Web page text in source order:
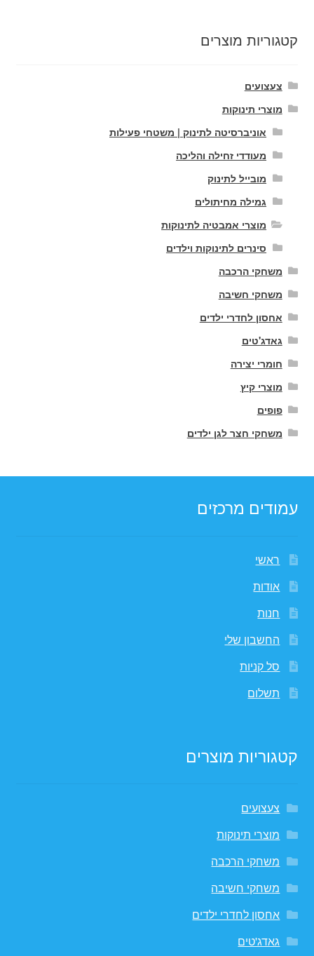
קטגוריות מוצרים
צעצועים
מוצרי תינוקות
אוניברסיטה לתינוק | משטחי פעילות
מעודדי זחילה והליכה
מובייל לתינוק
גמילה מחיתולים
מוצרי אמבטיה לתינוקות
סינרים לתינוקות וילדים
משחקי הרכבה
משחקי חשיבה
אחסון לחדרי ילדים
גאדג'טים
חומרי יצירה
מוצרי קיץ
פופים
משחקי חצר לגן ילדים
עמודים מרכזים
ראשי
אודות
חנות
החשבון שלי
סל קניות
תשלום
קטגוריות מוצרים
צעצועים
מוצרי תינוקות
משחקי הרכבה
משחקי חשיבה
אחסון לחדרי ילדים
גאדג'טים